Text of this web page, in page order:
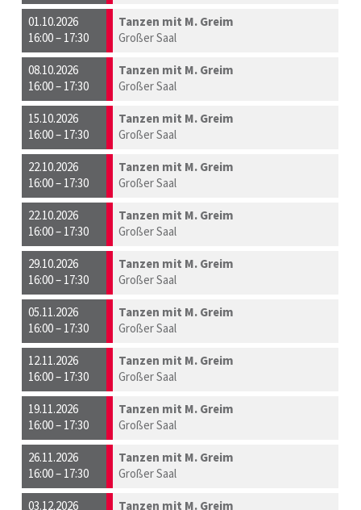
01.10.2026
16:00 – 17:30
Tanzen mit M. Greim
Großer Saal
08.10.2026
16:00 – 17:30
Tanzen mit M. Greim
Großer Saal
15.10.2026
16:00 – 17:30
Tanzen mit M. Greim
Großer Saal
22.10.2026
16:00 – 17:30
Tanzen mit M. Greim
Großer Saal
22.10.2026
16:00 – 17:30
Tanzen mit M. Greim
Großer Saal
29.10.2026
16:00 – 17:30
Tanzen mit M. Greim
Großer Saal
05.11.2026
16:00 – 17:30
Tanzen mit M. Greim
Großer Saal
12.11.2026
16:00 – 17:30
Tanzen mit M. Greim
Großer Saal
19.11.2026
16:00 – 17:30
Tanzen mit M. Greim
Großer Saal
26.11.2026
16:00 – 17:30
Tanzen mit M. Greim
Großer Saal